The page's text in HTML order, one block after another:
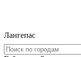
Лангепас